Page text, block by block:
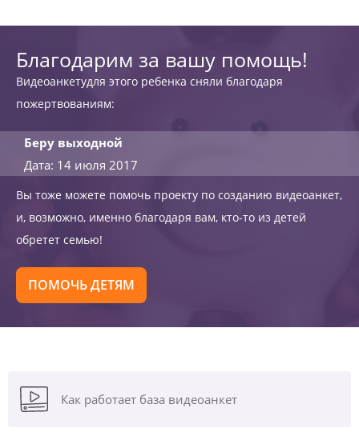
Благодарим за вашу помощь!
Видеоанкетудля этого ребенка сняли благодаря
пожертвованиям:
Беру выходной
Дата: 14 июля 2017
Вы тоже можете помочь проекту по созданию видеоанкет,
и, возможно, именно благодаря вам, кто-то из детей
обретет семью!
ПОМОЧЬ ДЕТЯМ
Как работает база видеоанкет